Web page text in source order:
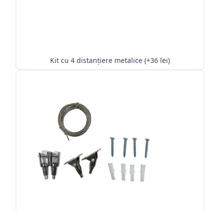
Kit cu 4 distanțiere metalice (+36 lei)